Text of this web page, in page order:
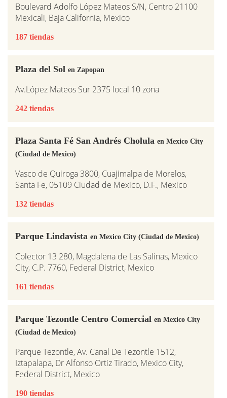
Boulevard Adolfo López Mateos S/N, Centro 21100
Mexicali, Baja California, Mexico
187 tiendas
Plaza del Sol en Zapopan
Av.López Mateos Sur 2375 local 10 zona
242 tiendas
Plaza Santa Fé San Andrés Cholula en Mexico City
(Ciudad de Mexico)
Vasco de Quiroga 3800, Cuajimalpa de Morelos,
Santa Fe, 05109 Ciudad de Mexico, D.F., Mexico
132 tiendas
Parque Lindavista en Mexico City (Ciudad de Mexico)
Colector 13 280, Magdalena de Las Salinas, Mexico
City, C.P. 7760, Federal District, Mexico
161 tiendas
Parque Tezontle Centro Comercial en Mexico City
(Ciudad de Mexico)
Parque Tezontle, Av. Canal De Tezontle 1512,
Iztapalapa, Dr Alfonso Ortiz Tirado, Mexico City,
Federal District, Mexico
190 tiendas